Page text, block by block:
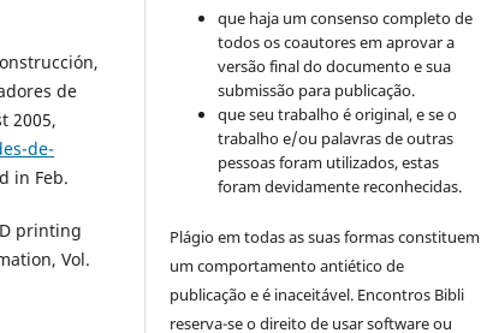
de
2005,
de-
in Feb.
printing
Vol.
que haja um consenso completo de
todos os coautores em aprovar a
versão final do documento e sua
submissão para publicação.
que seu trabalho é original, e se o
trabalho e/ou palavras de outras
pessoas foram utilizados, estas
foram devidamente reconhecidas.
Plágio em todas as suas formas constituem
um comportamento antiético de
publicação e é inaceitável. Encontros Bibli
reserva-se o direito de usar software ou